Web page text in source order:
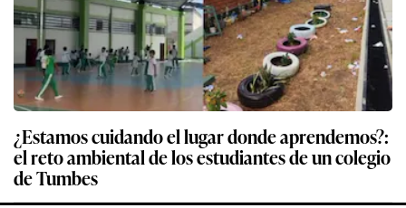
¿Estamos cuidando el lugar donde aprendemos?:
el reto ambiental de los estudiantes de un colegio
de Tumbes